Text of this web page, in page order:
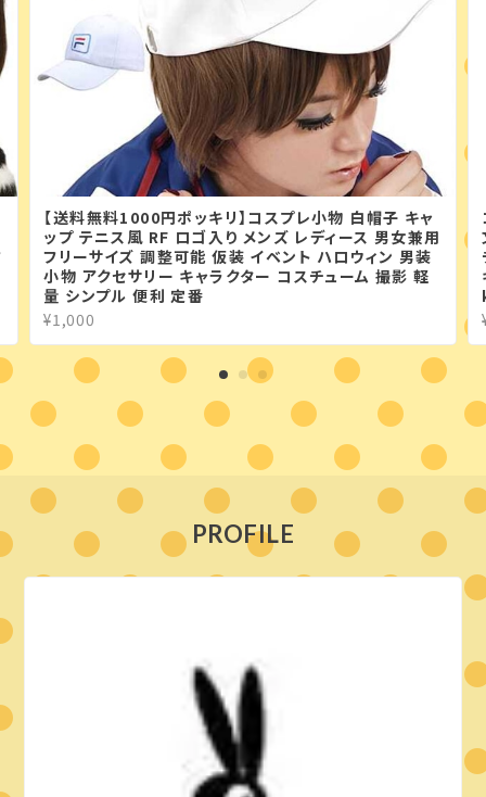
【送料無料1000円ポッキリ】コスプレ小物 白帽子 キャ
ップ テニス風 RF ロゴ入り メンズ レディース 男女兼用
フリーサイズ 調整可能 仮装 イベント ハロウィン 男装
小物 アクセサリー キャラクター コスチューム 撮影 軽
量 シンプル 便利 定番
¥1,000
PROFILE